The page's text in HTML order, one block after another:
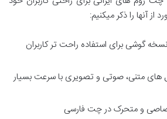
آنها را ذکر میکنیم:
نسخه گوشی برای استفاده راحت تر کاربران
های متنی، صوتی و تصویری با سرعت بسیار